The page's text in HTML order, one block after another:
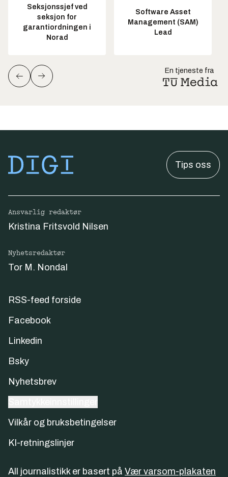
Seksjonssjef ved
seksjon for
garantiordningen i
Norad
Software Asset
Management (SAM)
Lead
En tjeneste fra
Tips oss
Ansvarlig redaktør
Kristina Fritsvold Nilsen
Nyhetsredaktør
Tor M. Nondal
RSS-feed forside
Facebook
Linkedin
Bsky
Nyhetsbrev
Vilkår og bruksbetingelser
KI-retningslinjer
All journalistikk er basert på Vær varsom-plakaten